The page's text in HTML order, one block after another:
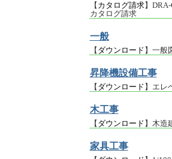
【 カタログ請求】
カタログ請求
一般
【 ダウンロード 】一般
昇降機設備工事
【 ダウンロード 】エレ
木工事
【 ダウンロード 】木造
家具工事